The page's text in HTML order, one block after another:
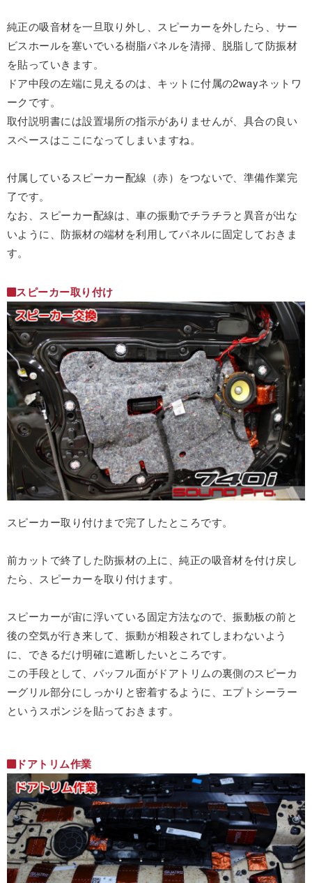
純正の吸音材を一旦取り外し、スピーカーを外したら、サー
ビスホールを塞いでいる樹脂パネルを清掃、脱脂して防振材
を貼っていきます。
ドア中段の左端に見えるのは、キットに付属の2wayネットワ
ークです。
取付説明書には設置場所の指示がありませんが、具合の良い
スペースはここになってしまいますね。
付属しているスピーカー配線（赤）をつないで、準備作業完
了です。
なお、スピーカー配線は、車の振動でチラチラと異音が出な
いように、防振材の端材を利用してパネルに固定しておきま
す。
スピーカー取り付け
スピーカー取り付けまで完了したところです。
前カットで終了した防振材の上に、純正の吸音材を付け戻し
たら、スピーカーを取り付けます。
スピーカーが宙に浮いている固定方法なので、振動板の前と
後の空気が行き来して、振動が相殺されてしまわないよう
に、できるだけ明確に遮断したいところです。
この手段として、バッフル面がドアトリムの裏側のスピーカ
ーグリル部分にしっかりと密着するように、エプトシーラー
というスポンジを貼っておきます。
ドアトリム作業